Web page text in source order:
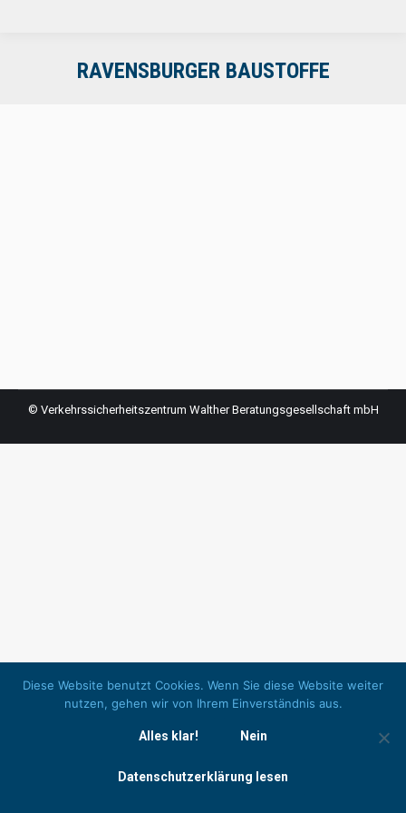
RAVENSBURGER BAUSTOFFE
© Verkehrssicherheitszentrum Walther Beratungsgesellschaft mbH
Diese Website benutzt Cookies. Wenn Sie diese Website weiter
nutzen, gehen wir von Ihrem Einverständnis aus.
Alles klar! Nein
Datenschutzerklärung lesen